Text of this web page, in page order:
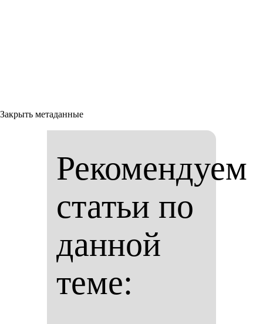
Закрыть метаданные
Рекомендуем
статьи по
данной
теме: